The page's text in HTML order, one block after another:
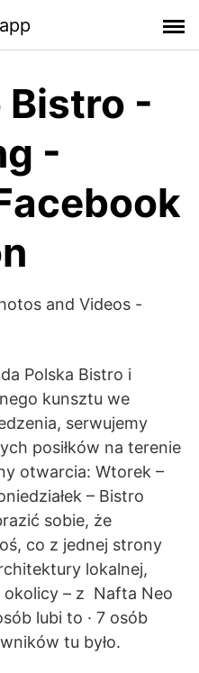
Bistro -
-
and Videos -
Polska Bistro i
kunsztu we
serwujemy
posiłków na terenie
otwarcia: Wtorek –
– Bistro
sobie, że
co z jednej strony
lokalnej,
okolicy – z Nafta Neo
lubi to · 7 osób
tu było.